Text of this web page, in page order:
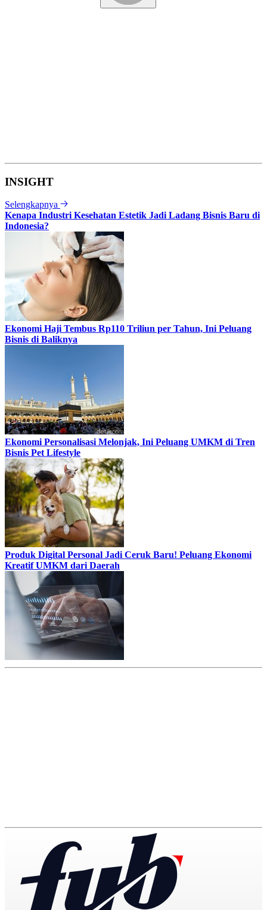
INSIGHT
Selengkapnya
Kenapa Industri Kesehatan Estetik Jadi Ladang Bisnis Baru di
Indonesia?
Ekonomi Haji Tembus Rp110 Triliun per Tahun, Ini Peluang
Bisnis di Baliknya
Ekonomi Personalisasi Melonjak, Ini Peluang UMKM di Tren
Bisnis Pet Lifestyle
Produk Digital Personal Jadi Ceruk Baru! Peluang Ekonomi
Kreatif UMKM dari Daerah